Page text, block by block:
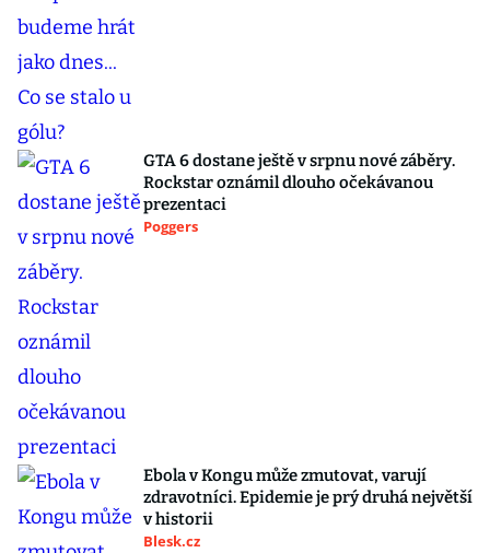
GTA 6 dostane ještě v srpnu nové záběry.
Rockstar oznámil dlouho očekávanou
prezentaci
Poggers
Ebola v Kongu může zmutovat, varují
zdravotníci. Epidemie je prý druhá největší
v historii
Blesk.cz